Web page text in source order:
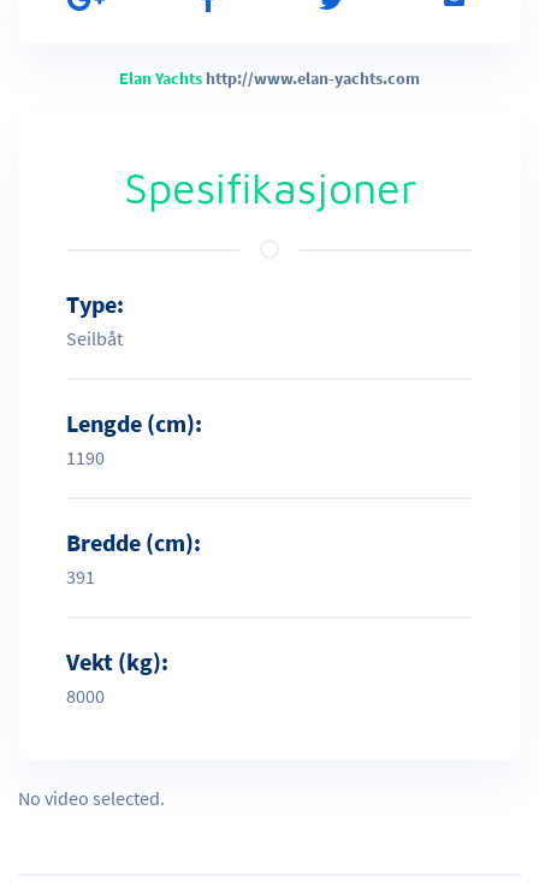
Elan Yachts http://www.elan-yachts.com
Spesifikasjoner
Type:
Seilbåt
Lengde (cm):
1190
Bredde (cm):
391
Vekt (kg):
8000
No video selected.